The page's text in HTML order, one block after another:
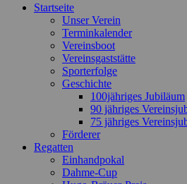
Zum
Startseite
Unser Verein
Terminkalender
Vereinsboot
Vereinsgaststätte
Sporterfolge
Geschichte
100jähriges Jubiläum
90 jähriges
75 jähriges
Förderer
Regatten
Einhandpokal
Dahme-Cup